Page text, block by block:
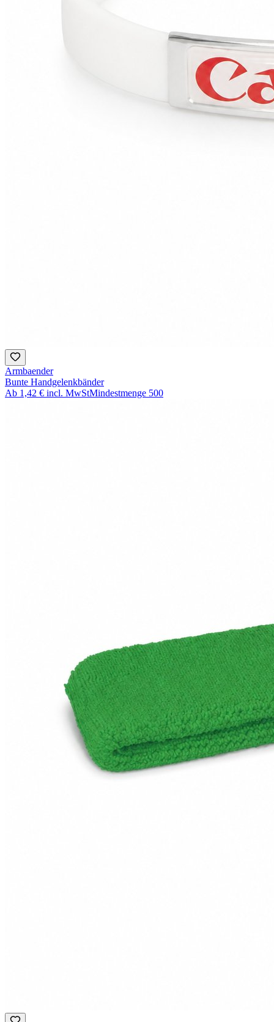
Armbaender
Bunte Handgelenkbänder
Ab 1,42 € incl. MwStMindestmenge 500